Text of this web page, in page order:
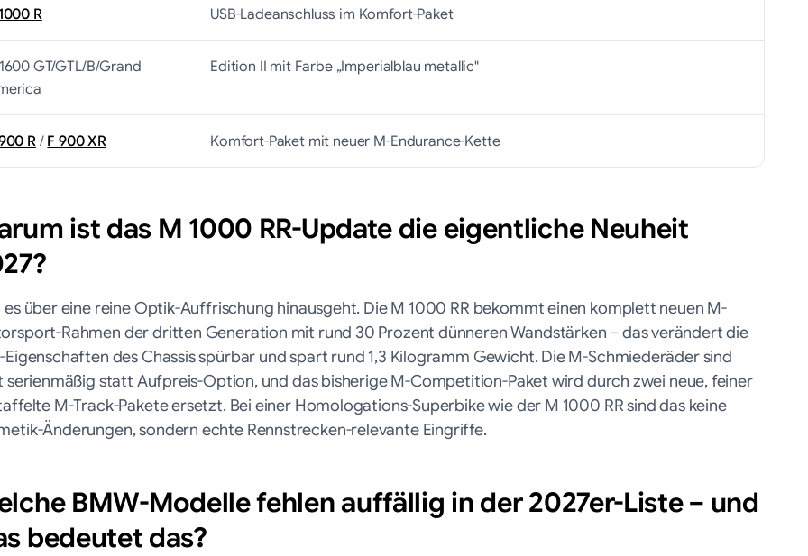
R USB-Ladeanschluss im Komfort-Paket
GT/GTL/B/Grand
Edition II mit Farbe „Imperialblau metallic"
R/F 900 XR Komfort-Paket mit neuer M-Endurance-Kette
ist das M 1000 RR-Update die eigentliche Neuheit
es über eine reine Optik-Auffrischung hinausgeht. Die M 1000 RR bekommt einen komplett neuen M-
Rahmen der dritten Generation mit rund 30 Prozent dünneren Wandstärken – das verändert die
Eigenschaften des Chassis spürbar und spart rund 1,3 Kilogramm Gewicht. Die M-Schmiederäder sind
serienmäßig statt Aufpreis-Option, und das bisherige M-Competition-Paket wird durch zwei neue, feiner
M-Track-Pakete ersetzt. Bei einer Homologations-Superbike wie der M 1000 RR sind das keine
Änderungen, sondern echte Rennstrecken-relevante Eingriffe.
BMW-Modelle fehlen auffällig in der 2027er-Liste – und
bedeutet das?